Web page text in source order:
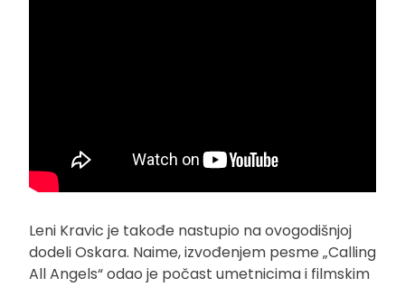
Leni Kravic je takođe nastupio na ovogodišnjoj
dodeli Oskara. Naime, izvođenjem pesme „Calling
All Angels“ odao je počast umetnicima i filmskim